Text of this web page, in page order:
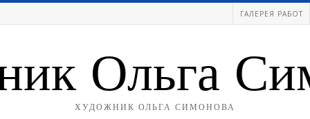
ГАЛЕРЕЯ РАБОТ
Ольга
ХУДОЖНИК ОЛЬГА СИМОНОВА